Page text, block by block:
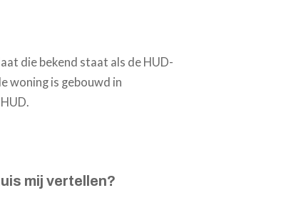
die bekend staat als de HUD-
woning is gebouwd in
mij vertellen?